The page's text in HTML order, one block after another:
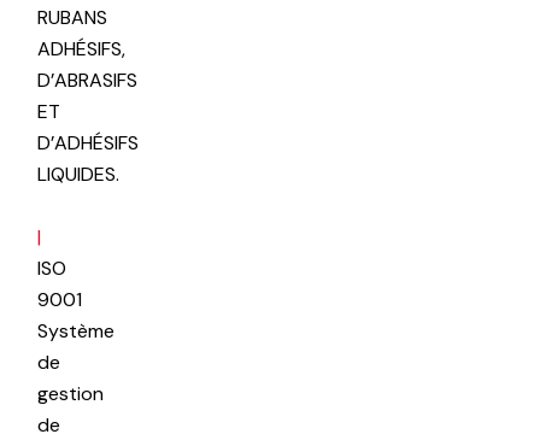
RUBANS
ADHÉSIFS,
D’ABRASIFS
ET
D’ADHÉSIFS
LIQUIDES.
|
ISO
9001
Système
de
gestion
de